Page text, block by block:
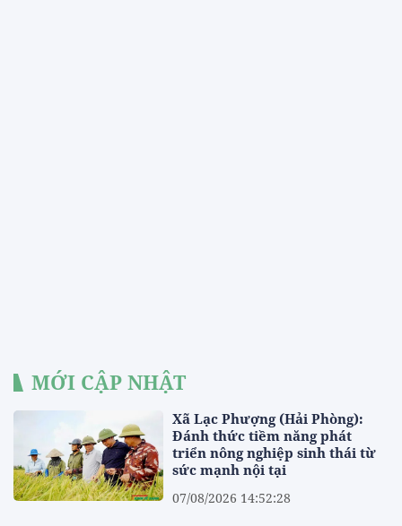
MỚI CẬP NHẬT
Xã Lạc Phượng (Hải Phòng):
Đánh thức tiềm năng phát
triển nông nghiệp sinh thái từ
sức mạnh nội tại
07/08/2026 14:52:28